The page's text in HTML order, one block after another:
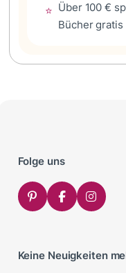
⭐ Über 100 €
Bücher gratis
Folge uns
Keine Neuigkeiten